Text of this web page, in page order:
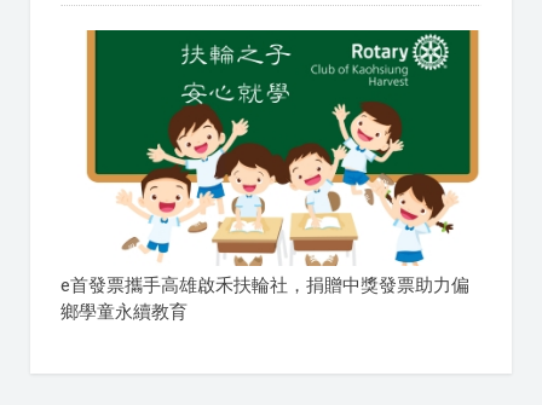
e首發票攜手高雄啟禾扶輪社，捐贈中獎發票助力偏
鄉學童永續教育